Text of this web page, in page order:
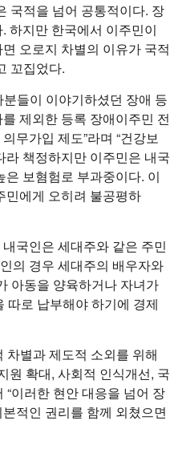
국적을 넘어 공통적이다. 장
하지만 한국에서 이주민이
오로지 차별의 이유가 국적
꼬집었다.
들이 이야기하셨던 장애 등
제외한 등록 장애이주민 전
무가입 제도”라며 “건강보
책정하지만 이주민은 내국
보혐험로 부과중이다. 이
민에게 오히려 불공평하
국인은 세대주와 같은 주민
의 경우 세대주의 배우자와
아동을 양육하거나 자녀가
따로 납부해야 하기에 경제
차별과 제도적 소외를 위해
원 확대, 사회적 인식개선, 국
이러한 현안 대응을 넘어 장
적인 권리를 함께 외쳤으면